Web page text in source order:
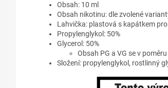
Obsah: 10 ml
Obsah nikotinu: dle zvolené
Lahvička: plastová s kapátkem
Propylenglykol: 50%
Glycerol: 50%
Obsah PG a VG se v
Složení: propylenglykol, rostlinný